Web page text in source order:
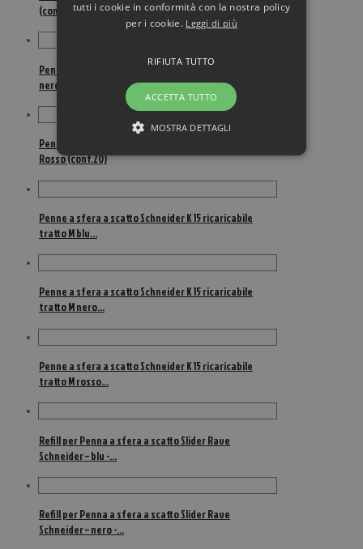
(conf.20)
Penne a sfera a scatto K20 Icy Colours Schneider –
nero (conf.20)
Penne a sfera a scatto K20 Icy Colours Schneider –
Rosso (conf.20)
Penne a sfera a scatto Schneider K 15 ricaricabile
tratto M blu…
Penne a sfera a scatto Schneider K 15 ricaricabile
tratto M nero…
Penne a sfera a scatto Schneider K 15 ricaricabile
tratto M rosso…
Refill per Penna a sfera a scatto Slider Rave
Schneider – blu -…
Refill per Penna a sfera a scatto Slider Rave
Schneider – nero -…
tutti i cookie in conformità con la nostra policy
per i cookie. Leggi di più
ACCETTA TUTTO
RIFIUTA TUTTO
MOSTRA DETTAGLI